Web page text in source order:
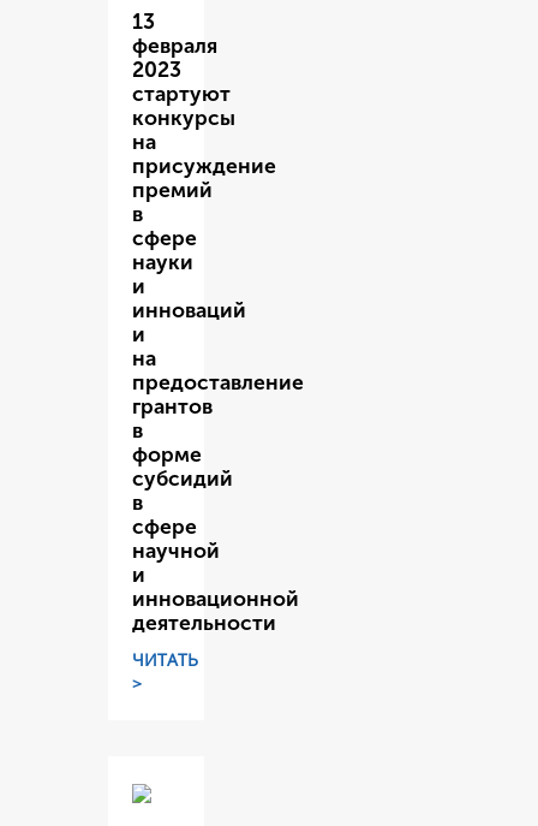
13
февраля
2023
стартуют
конкурсы
на
присуждение
премий
в
сфере
науки
и
инноваций
и
на
предоставление
грантов
в
форме
субсидий
в
сфере
научной
и
инновационной
деятельности
ЧИТАТЬ
>